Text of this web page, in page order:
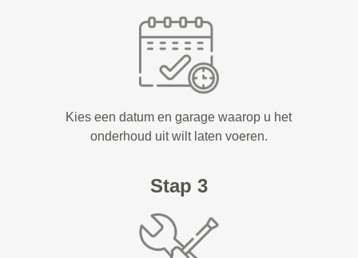
Kies een datum en garage waarop u het
onderhoud uit wilt laten voeren.
Stap 3